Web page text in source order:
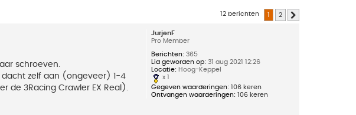
12 berichten 1 2
JurjenF
Pro Member
Berichten: 365
Lid geworden op: 31 aug 2021 12:26
Locatie: Hoog-Keppel
x 1
Gegeven waarderingen: 106 keren
Ontvangen waarderingen: 106 keren
schroeven.
dacht zelf aan (ongeveer) 1-4
de 3Racing Crawler EX Real).